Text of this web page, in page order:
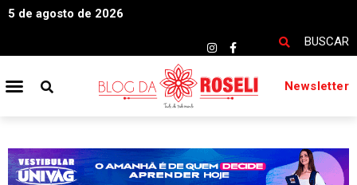
5 de agosto de 2026
BUSCAR
Newsletter